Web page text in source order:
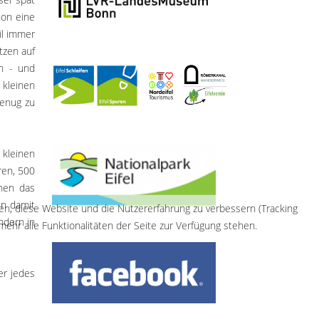
eine
immer
auf
- und
zu
500
das
damit
in
jedes
diese Website und die Nutzererfahrung zu verbessern (Tracking
alle Funktionalitäten der Seite zur Verfügung stehen.